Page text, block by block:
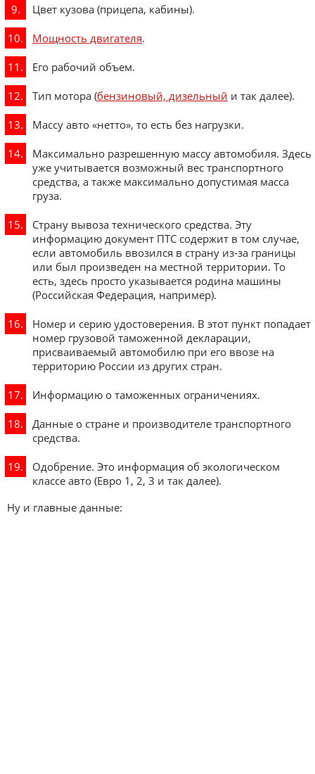
Цвет кузова (прицепа, кабины).
Мощность двигателя.
Его рабочий объем.
Тип мотора (бензиновый, дизельный и так далее).
Массу авто «нетто», то есть без нагрузки.
Максимально разрешенную массу автомобиля. Здесь
уже учитывается возможный вес транспортного
средства, а также максимально допустимая масса
груза.
Страну вывоза технического средства. Эту
информацию документ ПТС содержит в том случае,
если автомобиль ввозился в страну из-за границы
или был произведен на местной территории. То
есть, здесь просто указывается родина машины
(Российская Федерация, например).
Номер и серию удостоверения. В этот пункт попадает
номер грузовой таможенной декларации,
присваиваемый автомобилю при его ввозе на
территорию России из других стран.
Информацию о таможенных ограничениях.
Данные о стране и производителе транспортного
средства.
Одобрение. Это информация об экологическом
классе авто (Евро 1, 2, 3 и так далее).
Ну и главные данные: